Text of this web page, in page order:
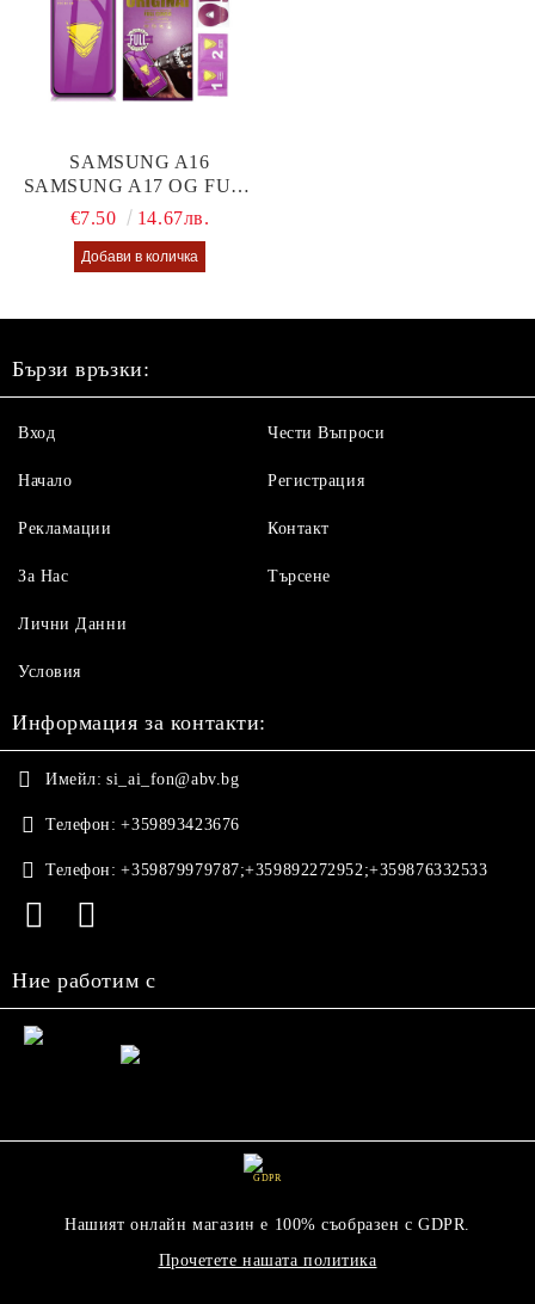
SAMSUNG A16
SAMSUNG A17 OG FULL
GLUE GLASS
€7.50 14.67лв.
Бързи връзки:
Вход
Начало
Рекламации
За Нас
Чести Въпроси
Регистрация
Контакт
Търсене
Лични Данни
Условия
Информация за контакти:
Имейл: si_ai_fon@abv.bg
Телефон: +359893423676
Телефон: +359879979787;+359892272952;+359876332533
Ние работим с
GDPR
Нашият онлайн магазин е 100% съобразен с GDPR.
Прочетете нашата политика